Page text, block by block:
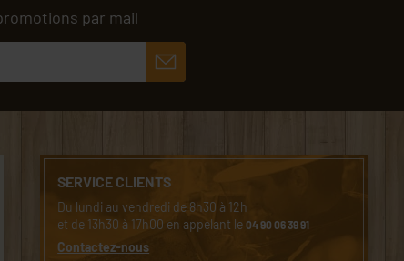
par mail
SERVICE CLIENTS
Du lundi au vendredi de 8h30 à 12h
et de 13h30 à 17h00 en appelant le04 90 06 39 91
Contactez-nous